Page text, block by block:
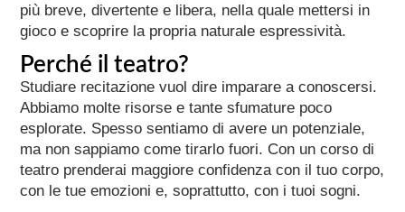
più breve, divertente e libera, nella quale mettersi in
gioco e scoprire la propria naturale espressività.
Perché il teatro?
Studiare recitazione vuol dire imparare a conoscersi.
Abbiamo molte risorse e tante sfumature poco
esplorate. Spesso sentiamo di avere un potenziale,
ma non sappiamo come tirarlo fuori. Con un corso di
teatro prenderai maggiore confidenza con il tuo corpo,
con le tue emozioni e, soprattutto, con i tuoi sogni.